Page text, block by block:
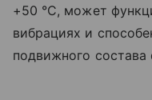
+50 °C, может
вибрациях и
подвижного состава